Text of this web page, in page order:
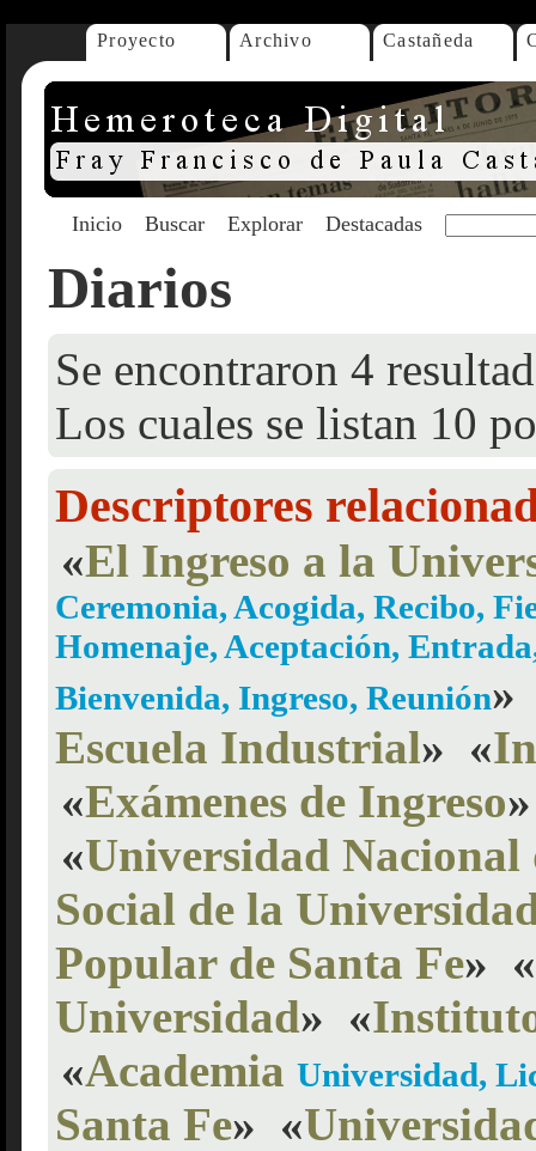
Proyecto Archivo Castañeda
Inicio Buscar Explorar Destacadas
Diarios
Se encontraron 4
Los cuales se listan 10
Descriptores
«El Ingreso a la
Ceremonia, Acogida, Recibo,
Homenaje, Aceptación,
Bienvenida, Ingreso, Reunión»
Escuela Industrial» «
«Exámenes de Ingreso»
«Universidad
Social de la
Popular de Santa Fe» «
Universidad» «
«Academia Universidad,
Santa Fe» «